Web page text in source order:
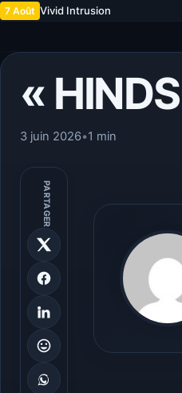
7 Août Vivid Intrusion
«
3 juin 2026•1 min
PARTAGER